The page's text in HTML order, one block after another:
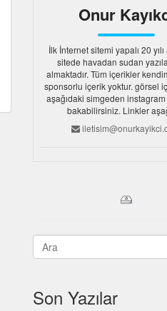
Onur
İlk İnternet sitemi yapalı 20 yılı
sitede havadan sudan
almaktadır. Tüm içerikler
sponsorlu içerik yoktur. görsel
aşağıdaki simgeden instagram
bakabilirsiniz. Linkler
Son Yazılar